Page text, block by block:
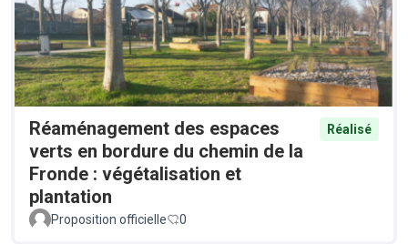
Réaménagement des espaces
verts en bordure du chemin de la
Fronde : végétalisation et
plantation
Réalisé
Proposition officielle 0